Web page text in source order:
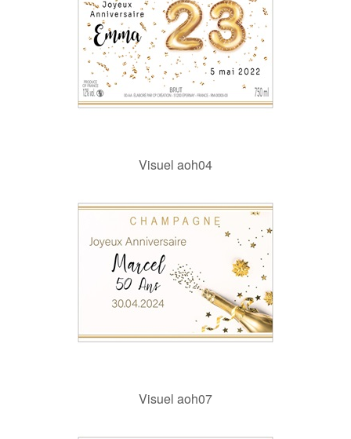
Visuel aoh04
Visuel aoh07